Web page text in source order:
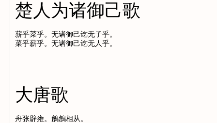
楚人为诸御己歌
薪乎菜乎。无诸御己讫无子乎。
大唐歌
舟张辟雍。鶬鶬相从。